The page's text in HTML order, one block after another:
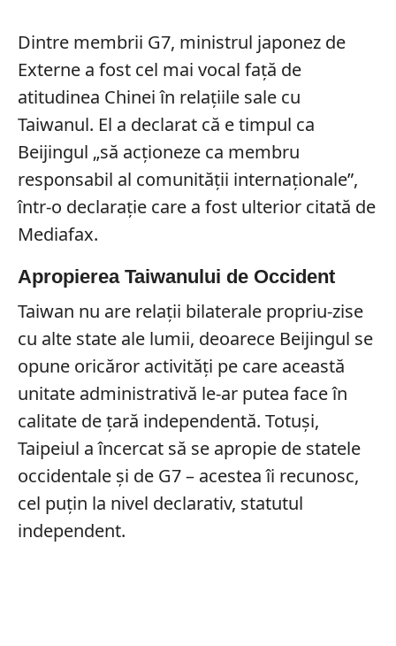
Dintre membrii G7, ministrul japonez de
Externe a fost cel mai vocal față de
atitudinea Chinei în relațiile sale cu
Taiwanul. El a declarat că e timpul ca
Beijingul „să acționeze ca membru
responsabil al comunității internaționale”,
într-o declarație care a fost ulterior citată de
Mediafax.
Apropierea Taiwanului de Occident
Taiwan nu are relații bilaterale propriu-zise
cu alte state ale lumii, deoarece Beijingul se
opune oricăror activități pe care această
unitate administrativă le-ar putea face în
calitate de țară independentă. Totuși,
Taipeiul a încercat să se apropie de statele
occidentale și de G7 – acestea îi recunosc,
cel puțin la nivel declarativ, statutul
independent.